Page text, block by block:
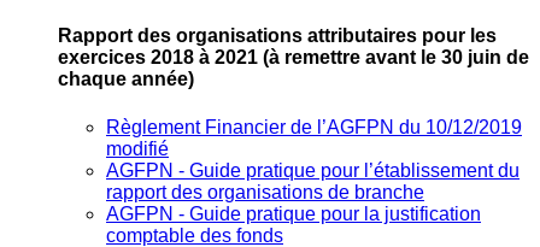
Rapport des organisations attributaires pour les
exercices 2018 à 2021 (à remettre avant le 30 juin de
chaque année)
Règlement Financier de l’AGFPN du 10/12/2019
modifié
AGFPN ‐ Guide pratique pour l’établissement du
rapport des organisations de branche
AGFPN ‐ Guide pratique pour la justification
comptable des fonds